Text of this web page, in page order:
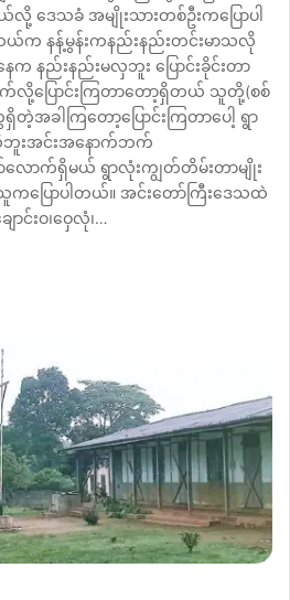
ဒေသခံ အမျိုးသားတစ်ဦးကပြောပါ
က နန့်မွန်းကနည်းနည်းတင်းမာသလို
ေက နည်းနည်းမလှဘူး ပြောင်းခိုင်းတာ
က်လို့ပြောင်းကြတာတော့ရှိတယ် သူတို့(စစ်
တဲ့အခါကြတော့ပြောင်းကြတာပေါ့ ရွာ
းအင်းအနောက်ဘက်
လောက်ရှိမယ် ရွာလုံးကျွတ်တိမ်းတာမျိုး
ပြောပါတယ်။ အင်းတော်ကြီးဒေသထဲ
ာင်းဝ၊ဝှေလုံ၊…